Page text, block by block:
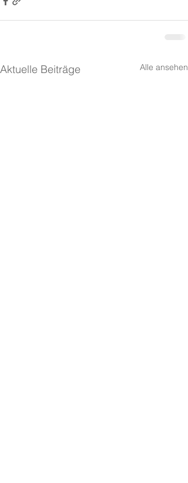
Aktuelle Beiträge Alle ansehen